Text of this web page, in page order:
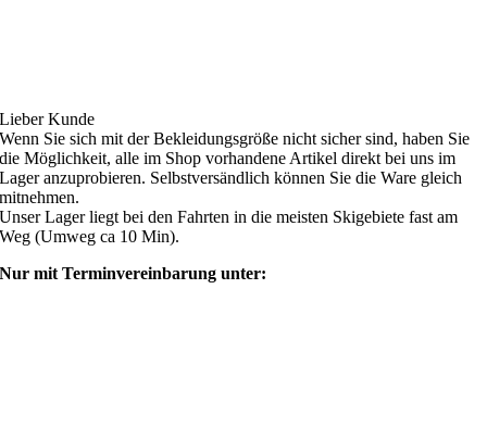
Lieber Kunde
Wenn Sie sich mit der Bekleidungsgröße nicht sicher sind, haben Sie
die Möglichkeit, alle im Shop vorhandene Artikel direkt bei uns im
Lager anzuprobieren. Selbstversändlich können Sie die Ware gleich
mitnehmen.
Unser Lager liegt bei den Fahrten in die meisten Skigebiete fast am
Weg (Umweg ca 10 Min).
Nur mit Terminvereinbarung unter: